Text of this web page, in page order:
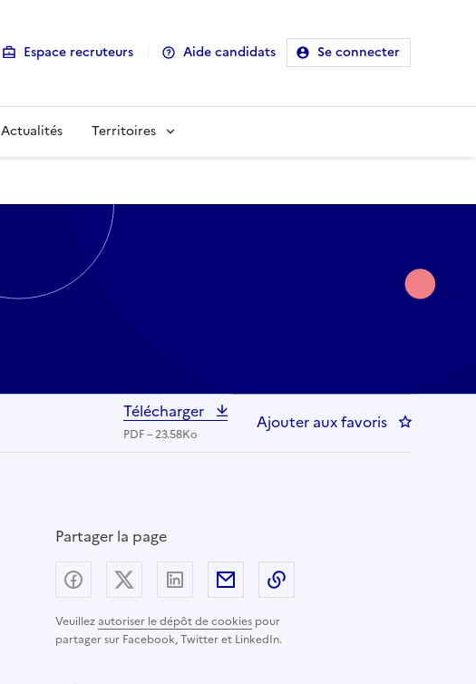
Espace recruteurs Aide candidats Se connecter
Actualités Territoires
Télécharger
PDF – 23.58Ko
Ajouter aux favoris :
Partager la page
Veuillezautoriser le dépôt de cookies pour
partager sur Facebook, Twitter et LinkedIn.
Partager sur Facebook
Partager sur X (anciennement Twitter) -
Partager sur LinkedIn
Partager par email